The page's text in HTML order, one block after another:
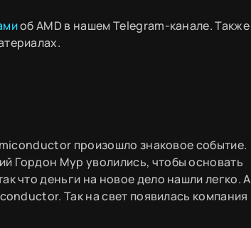
об AMD в нашем Telegram-канале. Также
произошло знаковое событие.
Гордон Мур уволились, чтобы основать
что деньги на новое дело нашли легко. А
Так на свет появилась компания